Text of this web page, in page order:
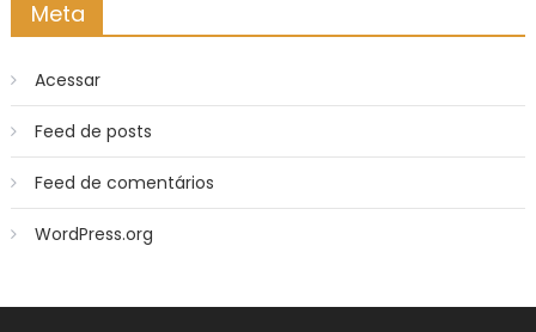
Meta
Acessar
Feed de posts
Feed de comentários
WordPress.org